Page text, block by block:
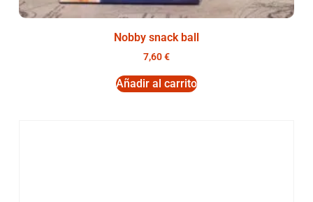
Nobby snack ball
7,60€
Añadir al carrito